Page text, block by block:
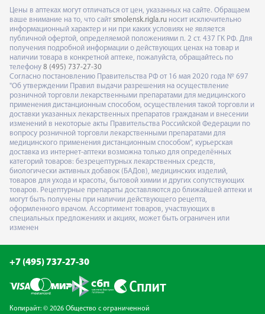
Цены в аптеках могут отличаться от цен, указанных на сайте. Обращаем
ваше внимание на то, что сайт smolensk.rigla.ru носит исключительно
информационный характер и ни при каких условиях не является
публичной офертой, определяемой положениями п. 2 ст. 437 ГК РФ. Для
получения подробной информации о действующих ценах на товар и
наличии товара в конкретной аптеке, пожалуйста, обращайтесь по
телефону 8 (495) 737-27-30
Согласно постановлению Правительства РФ от 16 мая 2020 года № 697
"Об утверждении Правил выдачи разрешения на осуществление
розничной торговли лекарственными препаратами для медицинского
применения дистанционным способом, осуществления такой торговли и
доставки указанных лекарственных препаратов гражданам и внесении
изменений в некоторые акты Правительства Российской Федерации по
вопросу розничной торговли лекарственными препаратами для
медицинского применения дистанционным способом", курьерская
доставка из интернет-аптеки возможна только для определённых
категорий товаров: безрецептурных лекарственных средств,
биологически активных добавок (БАДов), медицинских изделий,
товаров для ухода и красоты, бытовой химии и других сопутствующих
товаров. Рецептурные препараты доставляются до ближайшей аптеки и
могут быть получены при наличии действующего рецепта,
оформленного врачом. Ассортимент товаров, участвующих в
специальных предложениях и акциях, может быть ограничен или
изменен
+7 (495) 737-27-30
Копирайт: © 2026 Общество с ограниченной